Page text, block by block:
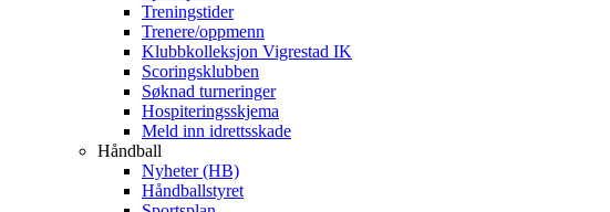
Treningstider
Trenere/oppmenn
Klubbkolleksjon Vigrestad IK
Scoringsklubben
Søknad turneringer
Hospiteringsskjema
Meld inn idrettsskade
Håndball
Nyheter (HB)
Håndballstyret